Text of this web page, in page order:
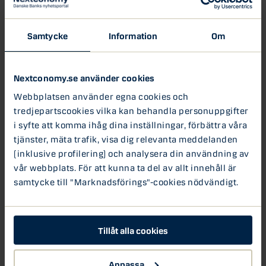
Samtycke Information Om
Nextconomy.se använder cookies
Webbplatsen använder egna cookies och
tredjepartscookies vilka kan behandla personuppgifter
i syfte att komma ihåg dina inställningar, förbättra våra
tjänster, mäta trafik, visa dig relevanta meddelanden
(inklusive profilering) och analysera din användning av
vår webbplats. För att kunna ta del av allt innehåll är
samtycke till "Marknadsförings"-cookies nödvändigt.
Tillåt alla cookies
Anpassa
Flygplanstillverkaren Airbus planerar att redan 2026
testa en vätgasdriven A380 vid sin
att nå dit krävs betydande investeringar i både utveckling
av nya motorer till flygplanen och en helt ny infrastruktur
för transport av vätgas till planen.
Elektrifiering av flygplansflottan
GöteborgsbaseradeHeart Aerospacefick nyligen en
stororder på 200 eldrivna flygplan från United Airlines.
Dessutom investerar Bill Gates klimatfond Breakthrough
sitt 100 procent eldrivna flygplan ES-19 (se bild ovan) för
På kort sikt tror flera bedömare att biobränslen blir den